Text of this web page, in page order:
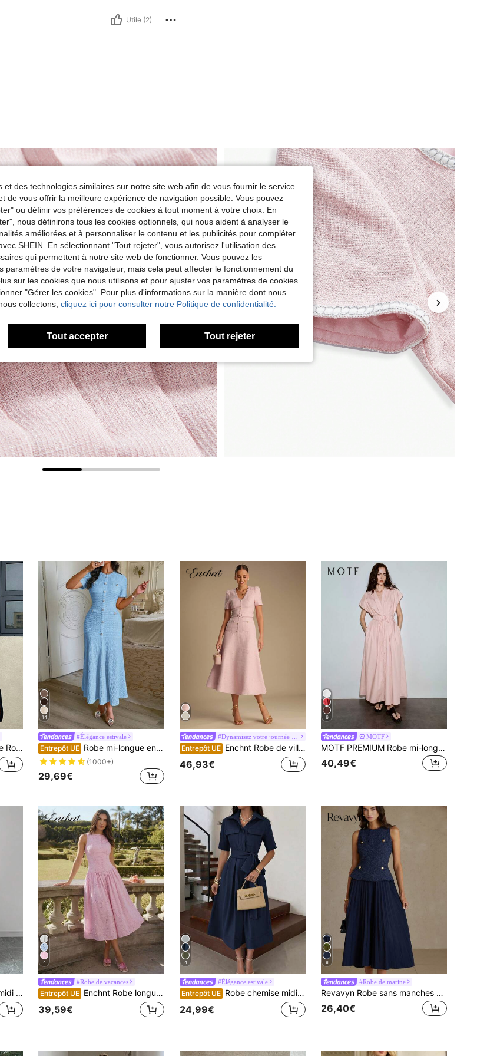
Utile (2)
pour femmes, pour l'été
14
#Élégance estivale
Entrepôt UE Robe mi-longue en tweed bleu d'automne pour femmes Unadoll, jupe sirène ajustée à manches courtes avec boutons, convient pour fête d'anniversaire, soirée de rendez-vous d'automne, style esthétique
(1000+)
29,69€
Entrepôt UE Enchnt Robe de ville élégante avec décoration de sequins et ceinture
46,93€
6
MOTF
MOTF PREMIUM Robe mi-longue col V profond 100% coton, tenue urbaine décontractée et de sortie, printemps/été
40,49€
et formelle pour tea party
4
#Robe de vacances
Entrepôt UE Enchnt Robe longue évacuée à encolure bateau, ornée de broderie florale et d'œillets ajourés, style romantique pastel rose pour femme, parfaite pour les vacances, les sorties, les fêtes, les cérémonies et les mariages en tant qu'invitée. Robe d'été élégante et douce pour femme
39,59€
4
#Élégance estivale
Entrepôt UE Robe chemise midi bleu marine Unadoll pour femmes, manches courtes, poches, taille à nouer, jupe trapèze élégante
24,99€
8
#Robe de marine
Revavyn Robe sans manches à la mode et élégante, tissu épais et jupe plissée à la taille, début d'automne
26,40€
et des technologies similaires sur notre site web afin de vous fournir le service
de vous offrir la meilleure expérience de navigation possible. Vous pouvez
ou définir vos préférences de cookies à tout moment à votre choix. En
nous définirons tous les cookies optionnels, qui nous aident à analyser le
améliorées et à personnaliser le contenu et les publicités pour compléter
SHEIN. En sélectionnant "Tout rejeter", vous autorisez l'utilisation des
qui permettent à notre site web de fonctionner. Vous pouvez les
paramètres de votre navigateur, mais cela peut affecter le fonctionnement du
sur les cookies que nous utilisons et pour ajuster vos paramètres de cookies
"Gérer les cookies". Pour plus d'informations sur la manière dont nous
collectons, cliquez ici pour consulter notre Politique de confidentialité.
Tout accepter Tout rejeter